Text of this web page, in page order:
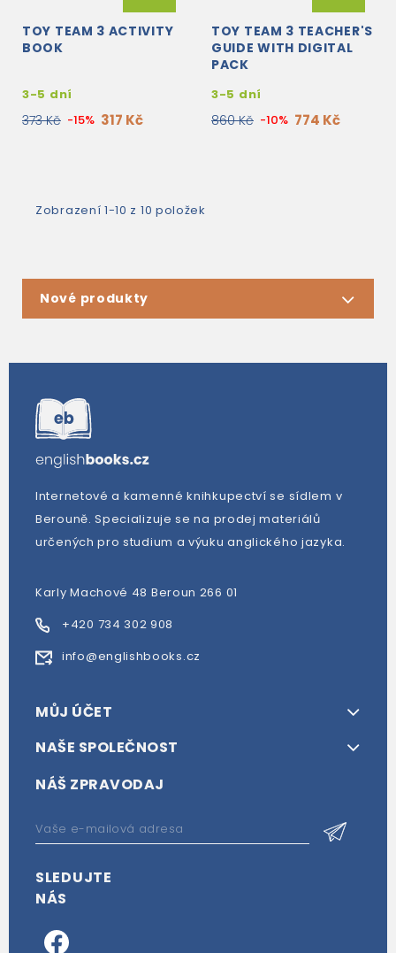
TOY TEAM 3 ACTIVITY
BOOK
3-5 dní
373 Kč -15% 317 Kč
TOY TEAM 3 TEACHER'S
GUIDE WITH DIGITAL
PACK
3-5 dní
860 Kč -10% 774 Kč
Zobrazení 1-10 z 10 položek
Nové produkty
Internetové a kamenné knihkupectví se sídlem v
Berouně. Specializuje se na prodej materiálů
určených pro studium a výuku anglického jazyka.
Karly Machové 48 Beroun 266 01
+420 734 302 908
info@englishbooks.cz
MŮJ ÚČET
NAŠE SPOLEČNOST
NÁŠ ZPRAVODAJ
SLEDUJTE
NÁS